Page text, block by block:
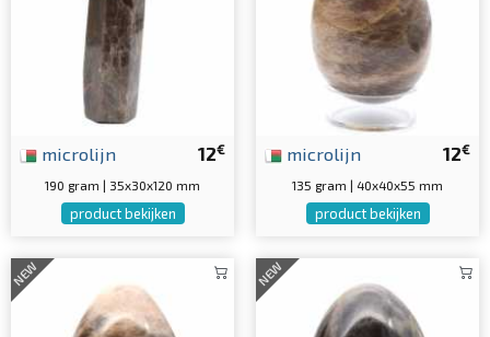
12€
microlijn
190 gram | 35x30x120 mm
product bekijken
12€
microlijn
135 gram | 40x40x55 mm
product bekijken
NEW NEW